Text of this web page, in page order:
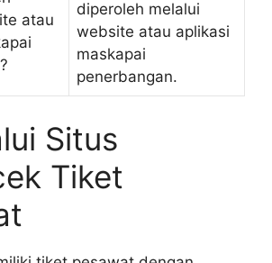
atau
diperoleh melalui
website atau aplikasi
maskapai
penerbangan.
Situs
Tiket